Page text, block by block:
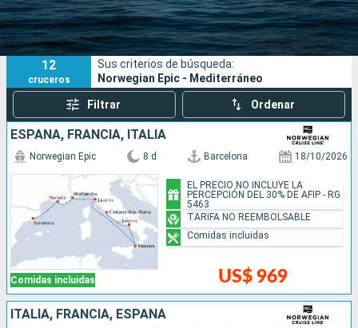
Puertos Compañías
Buscar
12
cruceros
Sus criterios de búsqueda:
Norwegian Epic - Mediterráneo
Filtrar Ordenar
ESPAÑA, FRANCIA, ITALIA
Comidas incluidas
Norwegian Epic 8 d Barcelona 18/10/2026
US$ 969
EL PRECIO NO INCLUYE LA
PERCEPCIÓN DEL 30% DE AFIP - RG
5463
TARIFA NO REEMBOLSABLE
Comidas incluidas
ITALIA, FRANCIA, ESPAÑA